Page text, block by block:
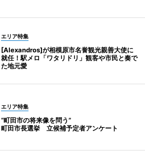
エリア特集
[Alexandros]が相模原市名誉観光親善大使に
就任！駅メロ「ワタリドリ」観客や市民と奏で
た地元愛
エリア特集
“町田市の将来像を問う”
町田市長選挙 立候補予定者アンケート